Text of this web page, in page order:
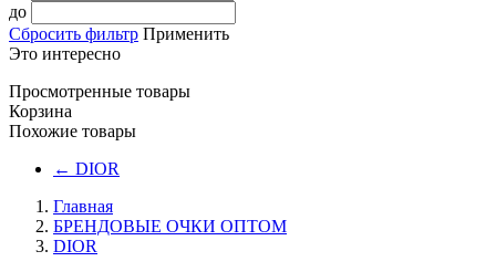
до
Сбросить фильтр Применить
Это интересно
Просмотренные товары
Корзина
Похожие товары
← DIOR
Главная
БРЕНДОВЫЕ ОЧКИ ОПТОМ
DIOR